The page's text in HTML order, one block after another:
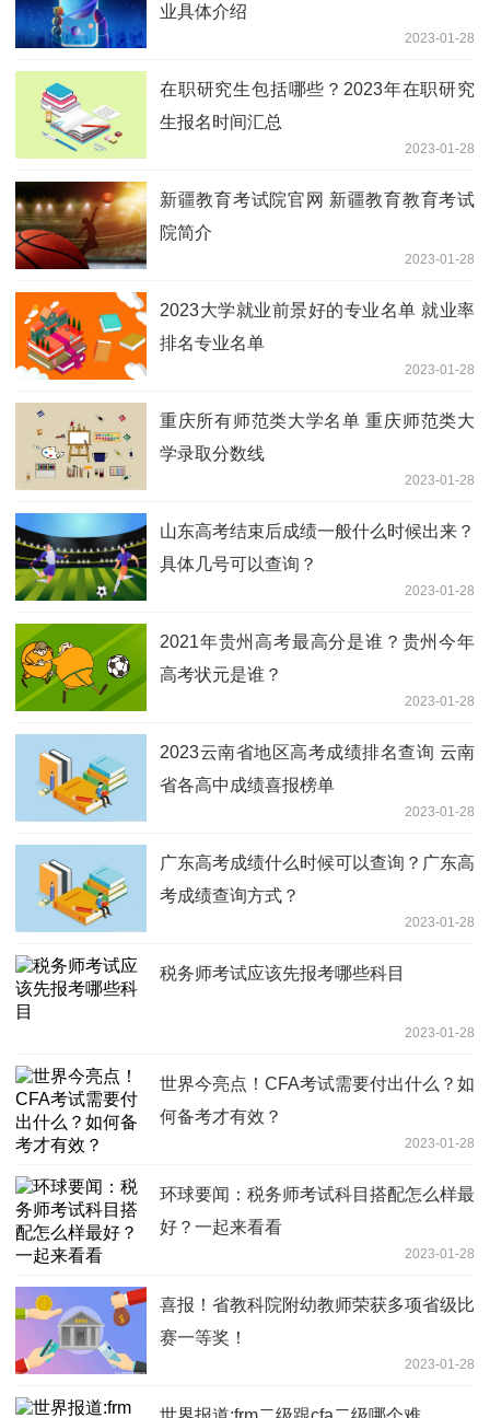
业具体介绍
2023-01-28
在职研究生包括哪些？2023年在职研究
生报名时间汇总
2023-01-28
新疆教育考试院官网 新疆教育教育考试
院简介
2023-01-28
2023大学就业前景好的专业名单 就业率
排名专业名单
2023-01-28
重庆所有师范类大学名单 重庆师范类大
学录取分数线
2023-01-28
山东高考结束后成绩一般什么时候出来？
具体几号可以查询？
2023-01-28
2021年贵州高考最高分是谁？贵州今年
高考状元是谁？
2023-01-28
2023云南省地区高考成绩排名查询 云南
省各高中成绩喜报榜单
2023-01-28
广东高考成绩什么时候可以查询？广东高
考成绩查询方式？
2023-01-28
税务师考试应该先报考哪些科目
2023-01-28
世界今亮点！CFA考试需要付出什么？如
何备考才有效？
2023-01-28
环球要闻：税务师考试科目搭配怎么样最
好？一起来看看
2023-01-28
喜报！省教科院附幼教师荣获多项省级比
赛一等奖！
2023-01-28